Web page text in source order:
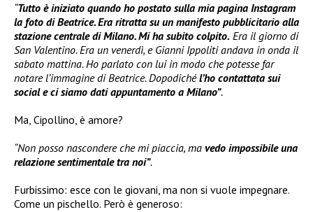
“Tutto è iniziato quando ho postato sulla mia pagina Instagram
la foto di Beatrice. Era ritratta su un manifesto pubblicitario alla
stazione centrale di Milano. Mi ha subito colpito. Era il giorno di
San Valentino. Era un venerdì, e Gianni Ippoliti andava in onda il
sabato mattina. Ho parlato con lui in modo che potesse far
notare l’immagine di Beatrice. Dopodichél’ho contattata sui
social e ci siamo dati appuntamento a Milano”.
Ma, Cipollino, è amore?
“Non posso nascondere che mi piaccia, ma vedo impossibile una
relazione sentimentale tra noi”.
Furbissimo: esce con le giovani, ma non si vuole impegnare.
Come un pischello. Però è generoso: